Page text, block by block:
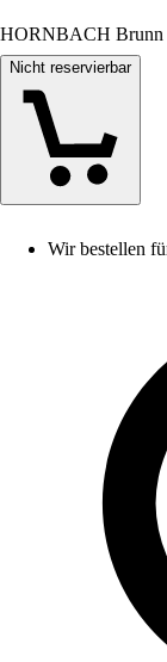
HORNBACH Brunn
Nicht reservierbar
Wir bestellen